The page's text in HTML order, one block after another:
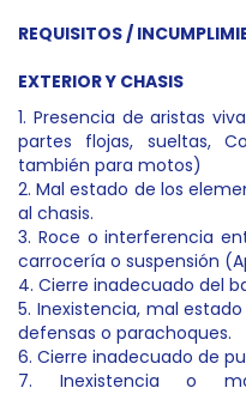
REQUISITOS /
EXTERIOR Y CHASIS
1. Presencia de aristas
partes flojas, sueltas,
también para motos)
2. Mal estado de los
al chasis.
3. Roce o interferencia
carrocería o suspensión
4. Cierre inadecuado del
5. Inexistencia, mal
defensas o parachoques.
6. Cierre inadecuado de
7. Inexistencia o